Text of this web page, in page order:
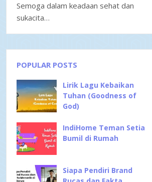
Semoga dalam keadaan sehat dan
sukacita…
POPULAR POSTS
Lirik Lagu Kebaikan
Tuhan (Goodness of
God)
IndiHome Teman Setia
Bumil di Rumah
Siapa Pendiri Brand